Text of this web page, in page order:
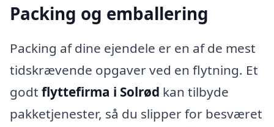
Packing og emballering
Packing af dine ejendele er en af de mest
tidskrævende opgaver ved en flytning. Et
godt flyttefirma i Solrød kan tilbyde
pakketjenester, så du slipper for besværet